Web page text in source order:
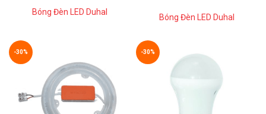
Bóng Đèn LED Duhal
Bóng Đèn LED Duhal
-30% -30%